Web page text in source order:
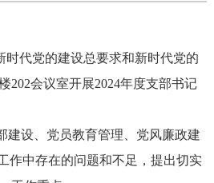
时代党的建设总要求和新时代党的
202会议室开展2024年度支部书记
建设、党员教育管理、党风廉政建
作中存在的问题和不足，提出切实